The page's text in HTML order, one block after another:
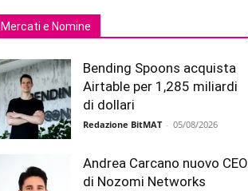
Mercati e Nomine
Bending Spoons acquista
Airtable per 1,285 miliardi
di dollari
Redazione BitMAT - 05/08/2026
Andrea Carcano nuovo CEO
di Nozomi Networks